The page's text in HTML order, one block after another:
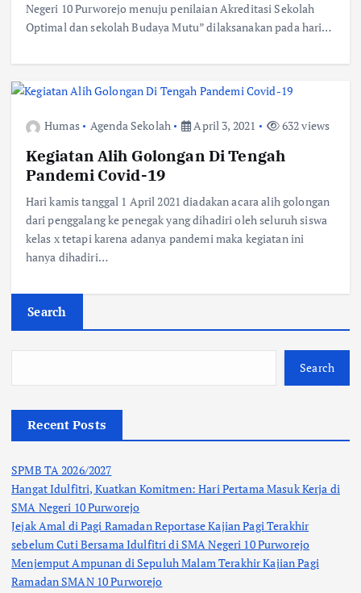
Negeri 10 Purworejo menuju penilaian Akreditasi Sekolah
Optimal dan sekolah Budaya Mutu” dilaksanakan pada hari…
Humas Agenda Sekolah April 3, 2021 632 views
Kegiatan Alih Golongan Di Tengah
Pandemi Covid-19
Hari kamis tanggal 1 April 2021 diadakan acara alih golongan
dari penggalang ke penegak yang dihadiri oleh seluruh siswa
kelas x tetapi karena adanya pandemi maka kegiatan ini
hanya dihadiri…
Search
Search
Recent Posts
SPMB TA 2026/2027
Hangat Idulfitri, Kuatkan Komitmen: Hari Pertama Masuk Kerja di
SMA Negeri 10 Purworejo
Jejak Amal di Pagi Ramadan Reportase Kajian Pagi Terakhir
sebelum Cuti Bersama Idulfitri di SMA Negeri 10 Purworejo
Menjemput Ampunan di Sepuluh Malam Terakhir Kajian Pagi
Ramadan SMAN 10 Purworejo